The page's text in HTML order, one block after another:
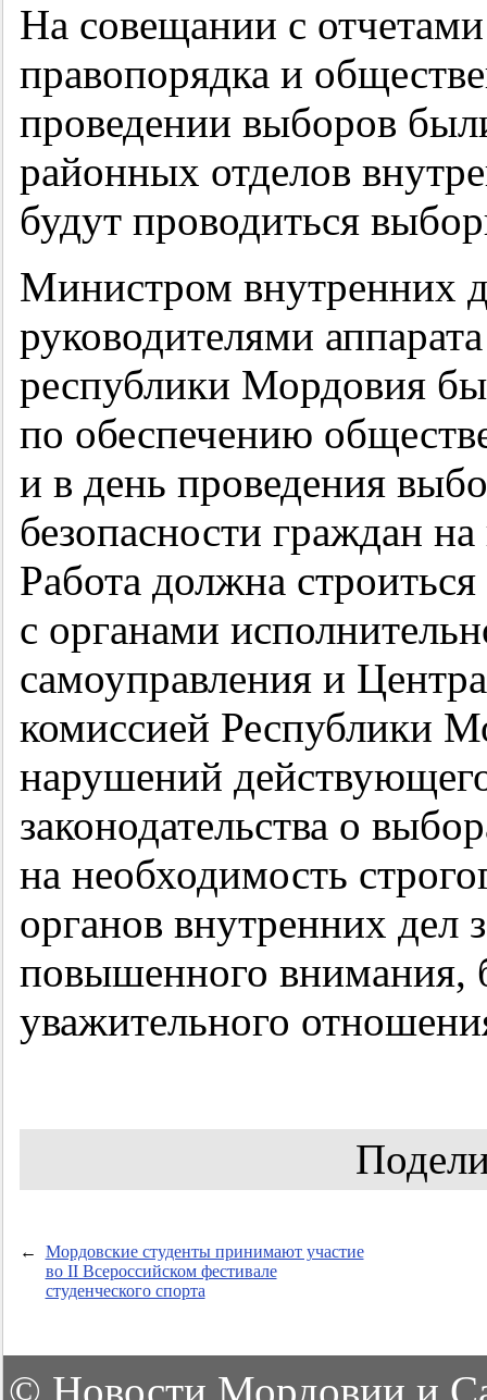
На совещании с
правопорядка и
проведении выборов
районных отделов
будут проводиться
Министром внутренних
руководителями
республики Мордовия
по обеспечению
и в день проведения
безопасности граждан
Работа должна
с органами
самоуправления и
комиссией Республики
нарушений
законодательства о
на необходимость
органов внутренних дел
повышенного внимания,
уважительного
←
Мордовские студенты принимают участие
во II Всероссийском фестивале
студенческого спорта